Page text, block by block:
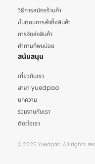
วิธีการสมัครร้านค้า
ขั้นตอนการสั่งซื้อสินค้า
การจัดส่งสินค้า
คำถามที่พบบ่อย
สนับสนุน
เกี่ยวกับเรา
สาขา yuedpao
บทความ
ร่วมงานกับเรา
ติดต่อเรา
© 2025 Yuedpao. All rights